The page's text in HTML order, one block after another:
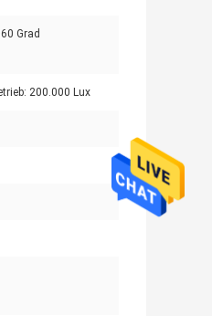
Grad
200.000 Lux